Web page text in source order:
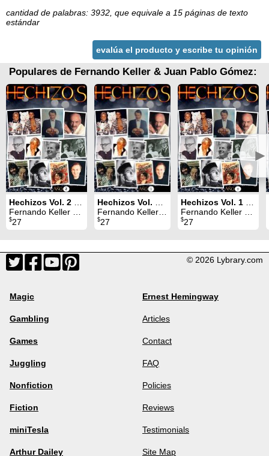
cantidad de palabras: 3932, que equivale a 15 páginas de texto
estándar
evalúa el producto y escribe tu opinión
Populares de Fernando Keller & Juan Pablo Gómez:
►
Hechizos Vol. 2 (2019)
Fernando Keller & Juan Pablo Gómez
$27
Hechizos Vol. 3 (2020)
Fernando Keller & Juan Pablo Gómez
$27
Hechizos Vol. 1 (2018)
Fernando Keller & Juan Pablo Gómez
$27
© 2026 Lybrary.com
Magic
Gambling
Games
Juggling
Nonfiction
Fiction
miniTesla
Arthur Dailey
Ernest Hemingway
Articles
Contact
FAQ
Policies
Reviews
Testimonials
Site Map